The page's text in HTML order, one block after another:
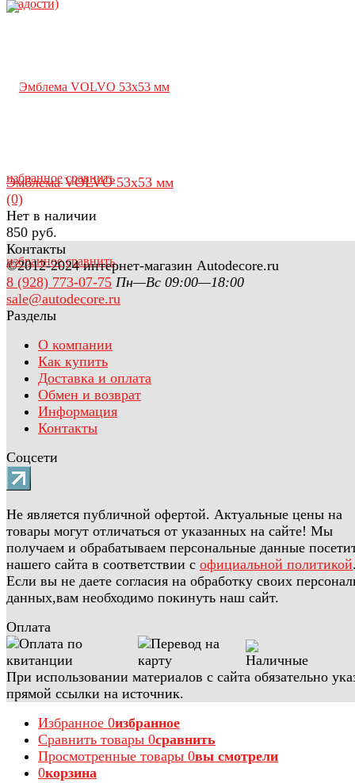
избранное сравнить
избранное сравнить
Эмблема VOLVO 53х53 мм
(0)
Нет в наличии
850 руб.
Контакты
©2012-2024 интернет-магазин Autodecore.ru
8 (928) 773-07-75 Пн—Вс 09:00—18:00
sale@autodecore.ru
Разделы
О компании
Как купить
Доставка и оплата
Обмен и возврат
Информация
Контакты
Соцсети
Не является публичной офертой. Актуальные цены на
товары могут отличаться от указанных на сайте! Мы
получаем и обрабатываем персональные данные
нашего сайта в соответствии с официальной политикой
Если вы не даете согласия на обработку своих
данных,вам необходимо покинуть наш сайт.
Оплата
При использовании материалов с сайта обязательно
прямой ссылки на источник.
Избранное 0избранное
Сравнить товары 0сравнить
Просмотренные товары 0вы смотрели
0корзина